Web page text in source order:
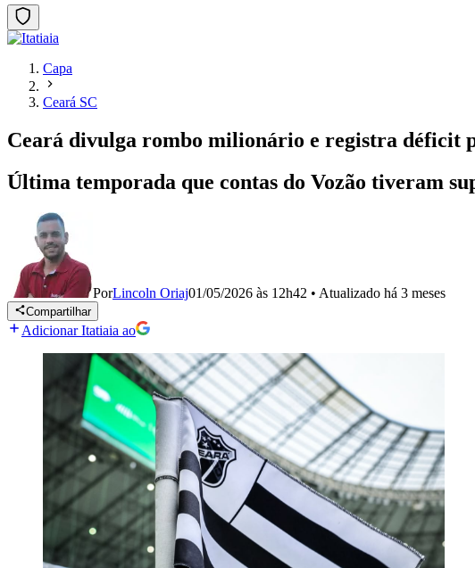
Capa
Ceará SC
Ceará divulga rombo milionário e registra déficit
Última temporada que contas do Vozão tiveram
PorLincoln Oriaj01/05/2026 às 12h42 • Atualizado há 3 meses
Compartilhar
Adicionar Itatiaia ao